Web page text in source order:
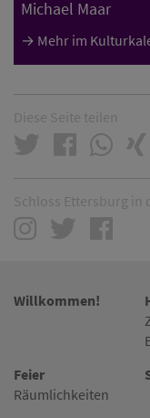
Michael Maar
Mehr im
Diese Seite teilen
Schloss Ettersburg in
Willkommen!
Feier
Räumlichkeiten